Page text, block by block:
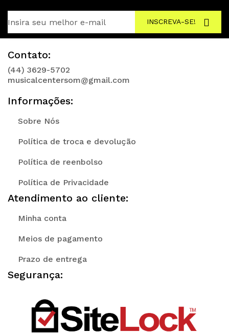
INSCREVA-SE!
Contato:
(44) 3629-5702
musicalcentersom@gmail.com
Informações:
Sobre Nós
Política de troca e devolução
Política de reenbolso
Política de Privacidade
Atendimento ao cliente:
Minha conta
Meios de pagamento
Prazo de entrega
Segurança: